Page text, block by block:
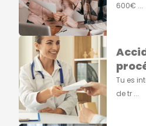
600€ ...
Tu es
de tr ...